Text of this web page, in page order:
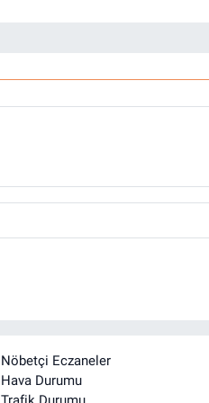
Nöbetçi Eczaneler
Hava Durumu